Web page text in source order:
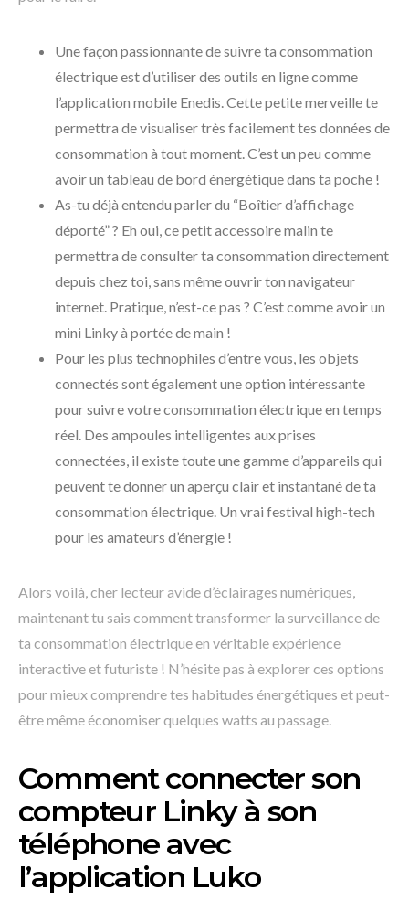
Une façon passionnante de suivre ta consommation
électrique est d’utiliser des outils en ligne comme
l’application mobile Enedis. Cette petite merveille te
permettra de visualiser très facilement tes données de
consommation à tout moment. C’est un peu comme
avoir un tableau de bord énergétique dans ta poche !
As-tu déjà entendu parler du “Boîtier d’affichage
déporté” ? Eh oui, ce petit accessoire malin te
permettra de consulter ta consommation directement
depuis chez toi, sans même ouvrir ton navigateur
internet. Pratique, n’est-ce pas ? C’est comme avoir un
mini Linky à portée de main !
Pour les plus technophiles d’entre vous, les objets
connectés sont également une option intéressante
pour suivre votre consommation électrique en temps
réel. Des ampoules intelligentes aux prises
connectées, il existe toute une gamme d’appareils qui
peuvent te donner un aperçu clair et instantané de ta
consommation électrique. Un vrai festival high-tech
pour les amateurs d’énergie !
Alors voilà, cher lecteur avide d’éclairages numériques,
maintenant tu sais comment transformer la surveillance de
ta consommation électrique en véritable expérience
interactive et futuriste ! N’hésite pas à explorer ces options
pour mieux comprendre tes habitudes énergétiques et peut-
être même économiser quelques watts au passage.
Comment connecter son
compteur Linky à son
téléphone avec
l’application Luko